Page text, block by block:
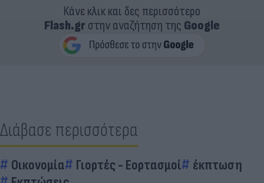
Κάνε κλικ και δες περισσότερο
Flash.grστην αναζήτηση της Google
Διάβασε περισσότερα
Οικονομία Γιορτές - Εορτασμοί
έκπτωση